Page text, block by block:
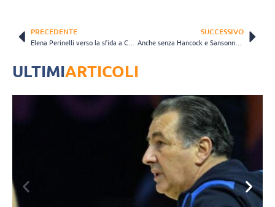
PRECEDENTE
Elena Perinelli verso la sfida a Casalmaggiore: “Sarà una partita molto dura”
SUCCESSIVO
Anche senza Hancock e Sansonna l’Igor Gorgonzola Novara travolge Brescia
ULTIMIARTICOLI